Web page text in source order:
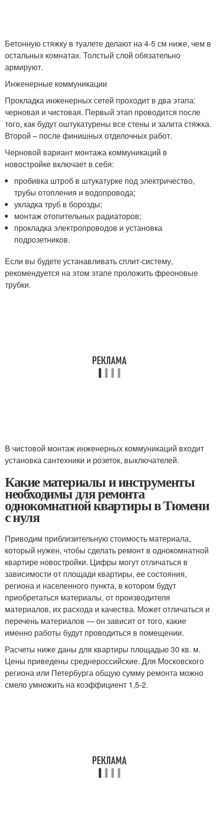
Бетонную стяжку в туалете делают на 4-5 см ниже, чем в
остальных комнатах. Толстый слой обязательно
армируют.
Инженерные коммуникации
Прокладка инженерных сетей проходит в два этапа:
черновая и чистовая. Первый этап проводится после
того, как будут оштукатурены все стены и залита стяжка.
Второй – после финишных отделочных работ.
Черновой вариант монтажа коммуникаций в
новостройке включает в себя:
пробивка штроб в штукатурке под электричество,
трубы отопления и водопровода;
укладка труб в борозды;
монтаж отопительных радиаторов;
прокладка электропроводов и установка
подрозетников.
Если вы будете устанавливать сплит-систему,
рекомендуется на этом этапе проложить фреоновые
трубки.
В чистовой монтаж инженерных коммуникаций входит
установка сантехники и розеток, выключателей.
Какие материалы и инструменты
необходимы для ремонта
однокомнатной квартиры в Тюмени
с нуля
Приводим приблизительную стоимость материала,
который нужен, чтобы сделать ремонт в однокомнатной
квартире новостройки. Цифры могут отличаться в
зависимости от площади квартиры, ее состояния,
региона и населенного пункта, в котором будут
приобретаться материалы, от производителя
материалов, их расхода и качества. Может отличаться и
перечень материалов — он зависит от того, какие
именно работы будут проводиться в помещении.
Расчеты ниже даны для квартиры площадью 30 кв. м.
Цены приведены среднероссийские. Для Московского
региона или Петербурга общую сумму ремонта можно
смело умножить на коэффициент 1,5-2.